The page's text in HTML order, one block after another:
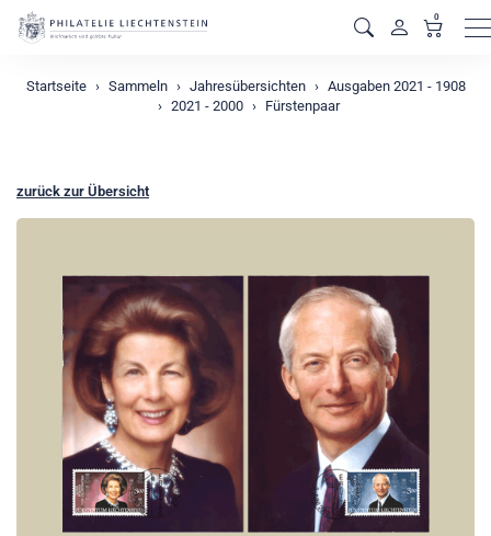
0
Startseite Sammeln Jahresübersichten
Ausgaben 2021 - 1908
2021 - 2000
Fürstenpaar
zurück zur Übersicht